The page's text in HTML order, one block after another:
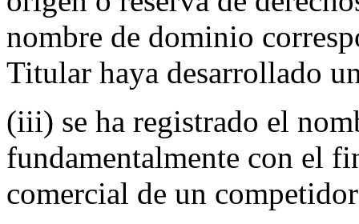
nombre de dominio
Titular haya desarrollado
(iii) se ha registrado el
fundamentalmente con el
comercial de un